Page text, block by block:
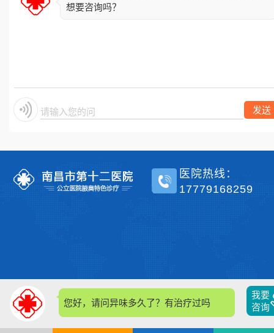
想要咨询吗？
请输入您的问题 发送
您好，请问异味多久了？有治疗过吗？
我要
咨询
医院热线：
17779168259